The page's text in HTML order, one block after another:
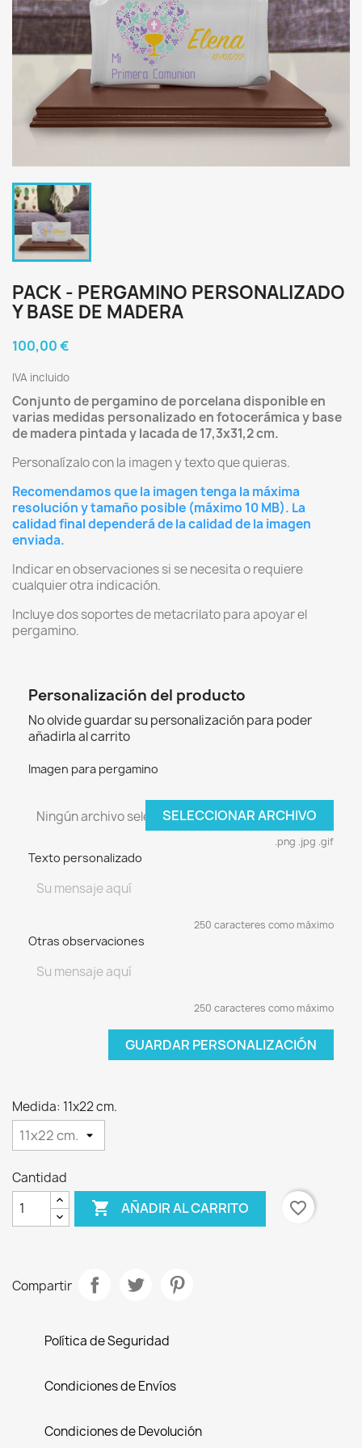
PACK - PERGAMINO PERSONALIZADO
Y BASE DE MADERA
100,00 €
IVA incluido
Conjunto de pergamino de porcelana disponible en
varias medidas personalizado en fotocerámica y base
de madera pintada y lacada de 17,3x31,2 cm.
Personalízalo con la imagen y texto que quieras.
Recomendamos que la imagen tenga la máxima
resolución y tamaño posible (máximo 10 MB). La
calidad final dependerá de la calidad de la imagen
enviada.
Indicar en observaciones si se necesita o requiere
cualquier otra indicación.
Incluye dos soportes de metacrilato para apoyar el
pergamino.
Personalización del producto
No olvide guardar su personalización para poder
añadirla al carrito
Imagen para pergamino
Ningún archivo seleccionadoSELECCIONAR ARCHIVO
.png .jpg .gif
Texto personalizado
250 caracteres como máximo
Otras observaciones
250 caracteres como máximo
GUARDAR PERSONALIZACIÓN
Medida: 11x22 cm.
Cantidad
 AÑADIR AL CARRITO favorite_border
Compartir
Política de Seguridad
Condiciones de Envíos
Condiciones de Devolución